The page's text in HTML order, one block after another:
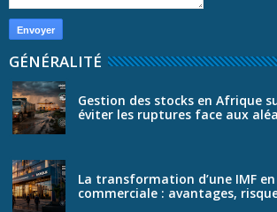
GÉNÉRALITÉ
Gestion des stocks en Afrique
éviter les ruptures face aux
La transformation d’une IMF
commerciale : avantages,